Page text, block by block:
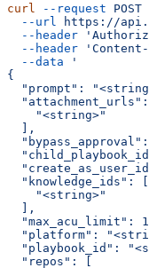
curl --request POST
  --url
https://
  --header
  --header
  --data
'
{
"prompt":
    "<string>"
  ],
  "knowledge_ids": [
    "<string>"
  ],
"max_acu_limit":
"platform":
"playbook_id":
  "repos": [